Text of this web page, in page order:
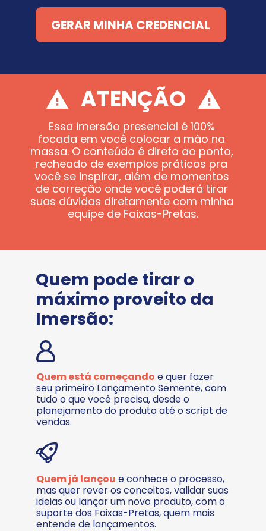
GERAR MINHA CREDENCIAL
ATENÇÃO
Essa imersão presencial é 100%
focada em você colocar a mão na
massa. O conteúdo é direto ao ponto,
recheado de exemplos práticos pra
você se inspirar, além de momentos
de correção onde você poderá tirar
suas dúvidas diretamente com minha
equipe de Faixas-Pretas.
Quem pode tirar o
máximo proveito da
Imersão:
Quem está começando e quer fazer
seu primeiro Lançamento Semente, com
tudo o que você precisa, desde o
planejamento do produto até o script de
vendas.
Quem já lançou e conhece o processo,
mas quer rever os conceitos, validar suas
ideias ou lançar um novo produto, com o
suporte dos Faixas-Pretas, quem mais
entende de lançamentos.